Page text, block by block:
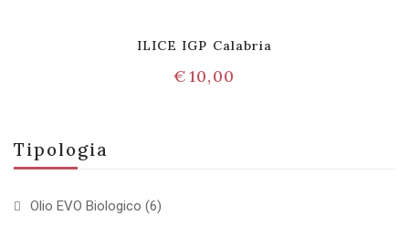
Tipologia
Olio EVO Biologico (6)
ILICE IGP Calabria
€10,00